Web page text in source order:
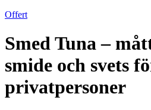
Offert
Smed Tuna –
smide och svets
privatpersoner